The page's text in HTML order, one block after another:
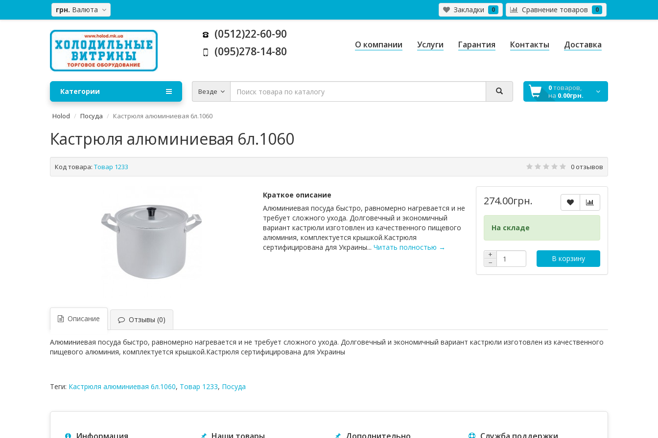
грн. Валюта Закладки 0 Сравнение товаров 0
(0512)22-60-90
(095)278-14-80
О компании Услуги Гарантия Контакты Доставка
Везде 0товаров,
на 0.00грн.
Категории
Holod Посуда Кастрюля алюминиевая 6л.1060
Кастрюля алюминиевая 6л.1060
Код товара: Товар 1233 0 отзывов
Краткое описание
Алюминиевая посуда быстро, равномерно нагревается и не
требует сложного ухода. Долговечный и экономичный
вариант кастрюли изготовлен из качественного пищевого
алюминия, комплектуется крышкой.Кастрюля
сертифицирована для Украины... Читать полностью →
274.00грн.
На складе
+
−
В корзину
Описание Отзывы (0)
Алюминиевая посуда быстро, равномерно нагревается и не требует сложного ухода. Долговечный и экономичный вариант кастрюли изготовлен из качественного
пищевого алюминия, комплектуется крышкой.Кастрюля сертифицирована для Украины
Теги: Кастрюля алюминиевая 6л.1060, Товар 1233, Посуда